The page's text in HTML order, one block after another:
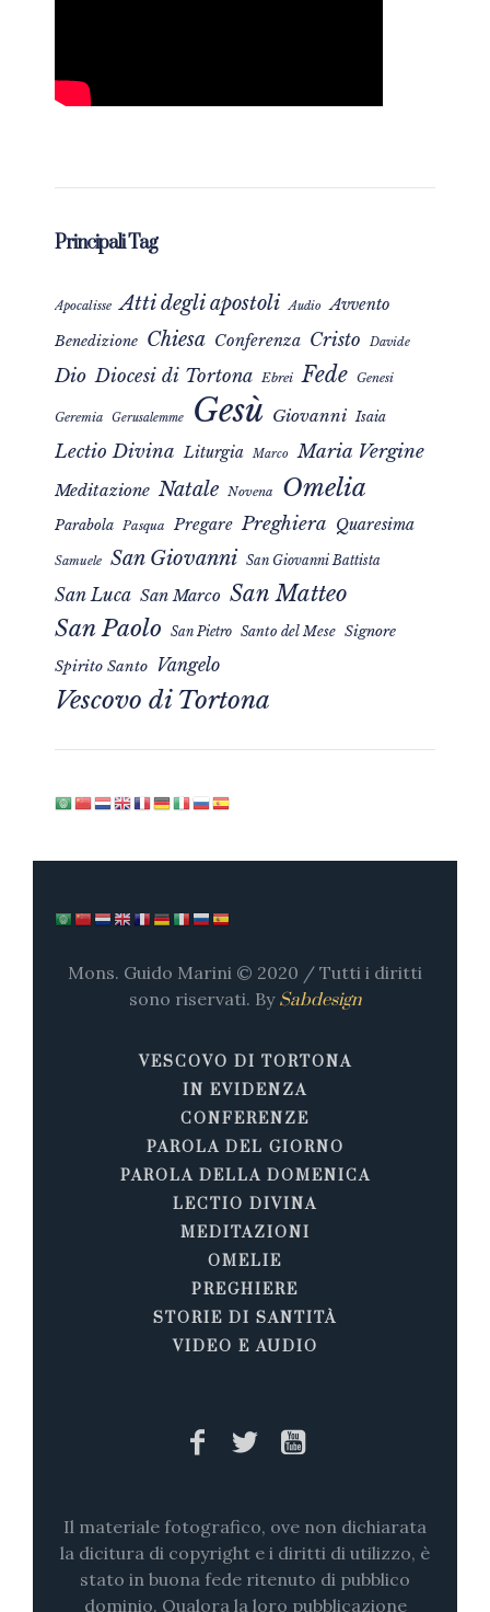
Principali Tag
Apocalisse Atti degli apostoli Audio Avvento
Benedizione Chiesa Conferenza Cristo Davide
Dio Diocesi di Tortona Ebrei Fede Genesi
Geremia Gerusalemme Gesù Giovanni Isaia
Lectio Divina Liturgia Marco Maria Vergine
Meditazione Natale Novena Omelia
Parabola Pasqua Pregare Preghiera Quaresima
Samuele San Giovanni San Giovanni Battista
San Luca San Marco San Matteo
San Paolo San Pietro Santo del Mese Signore
Spirito Santo Vangelo
Vescovo di Tortona
Mons. Guido Marini © 2020 / Tutti i diritti
sono riservati. By Sabdesign
VESCOVO DI TORTONA
IN EVIDENZA
CONFERENZE
PAROLA DEL GIORNO
PAROLA DELLA DOMENICA
LECTIO DIVINA
MEDITAZIONI
OMELIE
PREGHIERE
STORIE DI SANTITÀ
VIDEO E AUDIO
Il materiale fotografico, ove non dichiarata
la dicitura di copyright e i diritti di utilizzo, è
stato in buona fede ritenuto di pubblico
dominio. Qualora la loro pubblicazione